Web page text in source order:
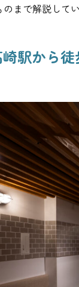
まで解説して
崎駅から